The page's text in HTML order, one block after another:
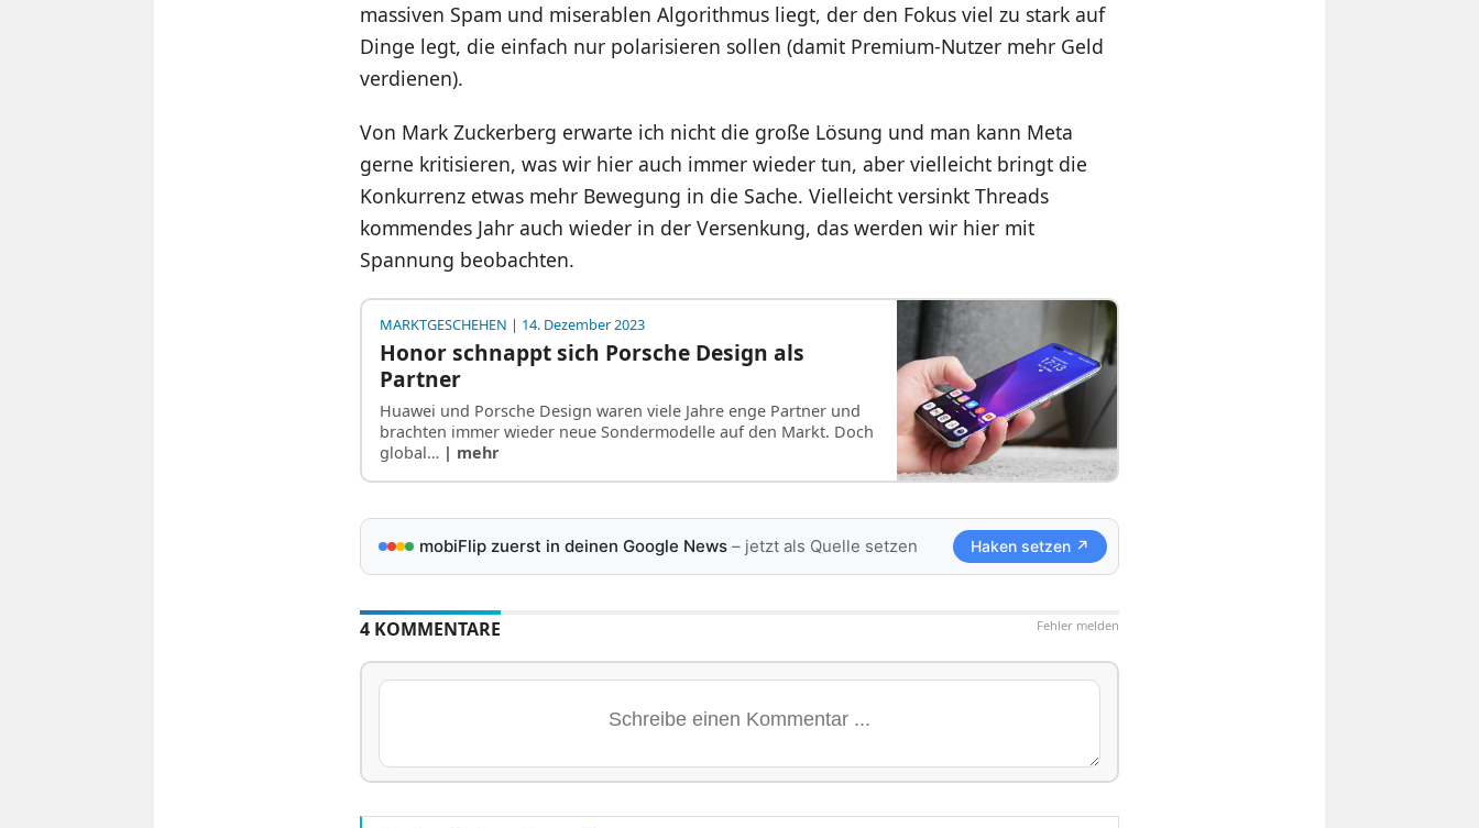
massiven Spam und miserablen Algorithmus liegt, der den Fokus viel zu stark auf
Dinge legt, die einfach nur polarisieren sollen (damit Premium-Nutzer mehr Geld
verdienen).
Von Mark Zuckerberg erwarte ich nicht die große Lösung und man kann Meta
gerne kritisieren, was wir hier auch immer wieder tun, aber vielleicht bringt die
Konkurrenz etwas mehr Bewegung in die Sache. Vielleicht versinkt Threads
kommendes Jahr auch wieder in der Versenkung, das werden wir hier mit
Spannung beobachten.
MARKTGESCHEHEN | 14. Dezember 2023
Honor schnappt sich Porsche Design als
Partner
Huawei und Porsche Design waren viele Jahre enge Partner und
brachten immer wieder neue Sondermodelle auf den Markt. Doch
global… | mehr
mobiFlip zuerst in deinen Google News– jetzt als Quelle setzen Haken setzen ↗
Fehler melden
4 KOMMENTARE